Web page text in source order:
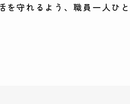
を守れるよう、職員一人ひ